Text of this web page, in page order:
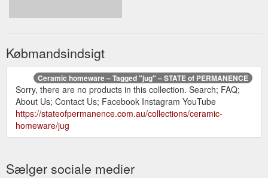
Købmandsindsigt
Ceramic homeware – Tagged "jug" – STATE of PERMANENCE
Sorry, there are no products in this collection. Search; FAQ;
About Us; Contact Us; Facebook Instagram YouTube
https://stateofpermanence.com.au/collections/ceramic-
homeware/jug
Sælger sociale medier